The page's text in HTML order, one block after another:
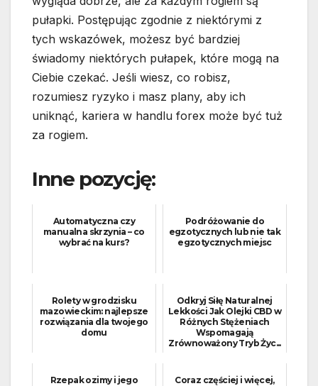
pułapki. Postępując zgodnie z niektórymi z
tych wskazówek, możesz być bardziej
świadomy niektórych pułapek, które mogą na
Ciebie czekać. Jeśli wiesz, co robisz,
rozumiesz ryzyko i masz plany, aby ich
uniknąć, kariera w handlu forex może być tuż
za rogiem.
Inne pozycję:
Automatyczna czy
manualna skrzynia – co
wybrać na kurs?
Podróżowanie do
egzotycznych lub nie tak
egzotycznych miejsc
Rolety w grodzisku
mazowieckim: najlepsze
rozwiązania dla twojego
domu
Odkryj Siłę Naturalnej
Lekkości Jak Olejki CBD w
Różnych Stężeniach
Wspomagają
Zrównoważony Tryb Życ...
Rzepak ozimy i jego
Coraz częściej i więcej,